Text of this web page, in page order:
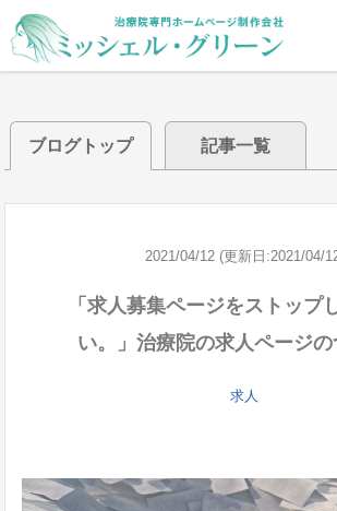
ブログトップ 記事一覧
2021/04/12 (更新日:2021/04/
「求人募集ページをストップ
い。」治療院の求人ページ
求人